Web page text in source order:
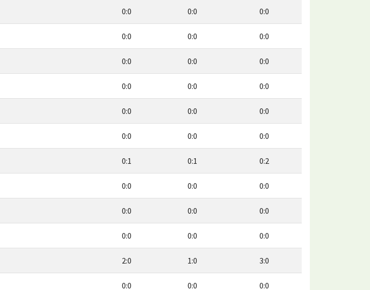
0:0 0:0 0:0
0:0 0:0 0:0
0:0 0:0 0:0
0:0 0:0 0:0
0:0 0:0 0:0
0:0 0:0 0:0
0:1 0:1 0:2
0:0 0:0 0:0
0:0 0:0 0:0
0:0 0:0 0:0
2:0 1:0 3:0
0:0 0:0 0:0